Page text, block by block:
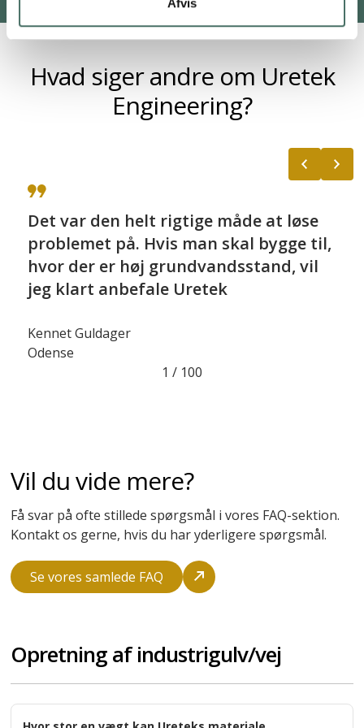
Afvis
Hvad siger andre om Uretek
Engineering?
Vi bringer som regel Uretek ind i
billedet, når nogen står med skader
på en bygning eller et gulv, og man
mistænker noget sætningsgivende
hele op og starte forfra, er injicering
ofte en økonomisk bedre og mindre
indgribende løsning
Vil du vide mere?
Få svar på ofte stillede spørgsmål i vores FAQ-sektion.
Se vores samlede FAQ